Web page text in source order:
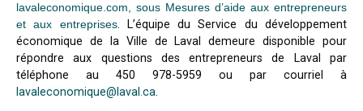
lavaleconomique.com, sous Mesures d’aide aux entrepreneurs
et aux entreprises. L’équipe du Service du développement
économique de la Ville de Laval demeure disponible pour
répondre aux questions des entrepreneurs de Laval par
téléphone au 450 978-5959 ou par courriel à
lavaleconomique@laval.ca